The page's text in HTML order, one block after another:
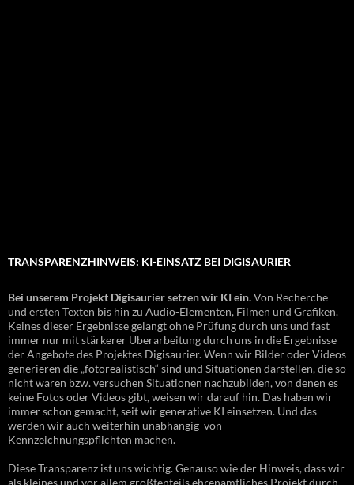
TRANSPARENZHINWEIS: KI-EINSATZ BEI DIGISAURIER
Bei unserem Projekt Digisaurier setzen wir KI ein.Von Recherche
und ersten Texten bis hin zu Audio-Elementen, Filmen und Grafiken.
Keines dieser Ergebnisse gelangt ohne Prüfung durch uns und fast
immer nur mit stärkerer Überarbeitung durch uns in die Ergebnisse
der Angebote des Projektes Digisaurier. Wenn wir Bilder oder Videos
generieren die „fotorealistisch“ sind und Situationen darstellen, die so
nicht waren bzw. versuchen Situationen nachzubilden, von denen es
keine Fotos oder Videos gibt, weisen wir darauf hin. Das haben wir
immer schon gemacht, seit wir generative KI einsetzen. Und das
werden wir auch weiterhin unabhängig von
Kennzeichnungspflichten machen.
Diese Transparenz ist uns wichtig. Genauso wie der Hinweis, dass wir